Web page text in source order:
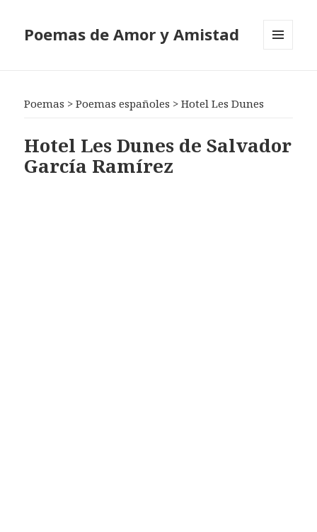
Poemas de Amor y Amistad
Poemas >Poemas españoles >Hotel Les Dunes
Hotel Les Dunes de Salvador
García Ramírez